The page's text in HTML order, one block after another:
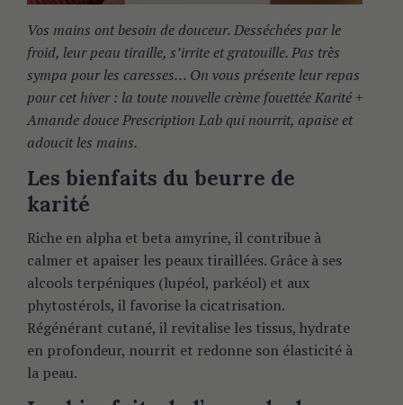
Vos mains ont besoin de douceur. Desséchées par le
froid, leur peau tiraille, s’irrite et gratouille. Pas très
sympa pour les caresses… On vous présente leur repas
pour cet hiver : la toute nouvelle crème fouettée Karité +
Amande douce Prescription Lab qui nourrit, apaise et
adoucit les mains.
Les bienfaits du beurre de
karité
Riche en alpha et beta amyrine, il contribue à
calmer et apaiser les peaux tiraillées. Grâce à ses
alcools terpéniques (lupéol, parkéol) et aux
phytostérols, il favorise la cicatrisation.
Régénérant cutané, il revitalise les tissus, hydrate
en profondeur, nourrit et redonne son élasticité à
la peau.